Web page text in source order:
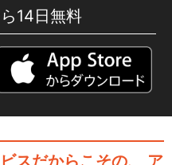
14日無料
スだからこその、
ア